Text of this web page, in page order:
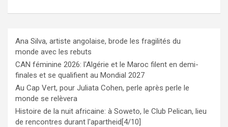
Ana Silva, artiste angolaise, brode les fragilités du
monde avec les rebuts
CAN féminine 2026: l'Algérie et le Maroc filent en demi-
finales et se qualifient au Mondial 2027
Au Cap Vert, pour Juliata Cohen, perle après perle le
monde se relèvera
Histoire de la nuit africaine: à Soweto, le Club Pelican, lieu
de rencontres durant l'apartheid[4/10]